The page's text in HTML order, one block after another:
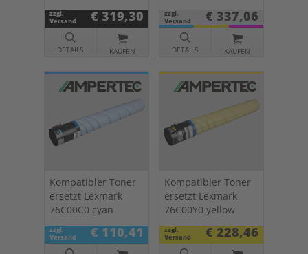
zzgl.
Versand
€ 319,30
DETAILS KAUFEN
zzgl.
Versand
€ 337,06
DETAILS KAUFEN
Kompatibler Toner
ersetzt Lexmark
76C00C0 cyan
zzgl.
Versand
€ 110,41
Kompatibler Toner
ersetzt Lexmark
76C00Y0 yellow
zzgl.
Versand
€ 228,46